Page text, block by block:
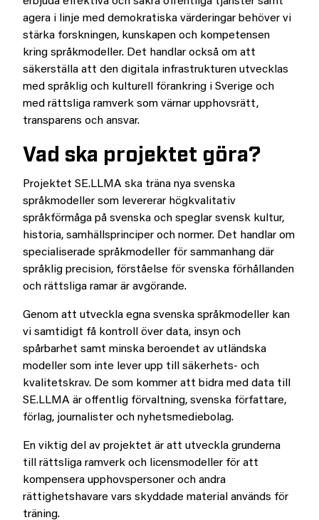
agera i linje med demokratiska värderingar behöver vi
stärka forskningen, kunskapen och kompetensen
kring språkmodeller. Det handlar också om att
säkerställa att den digitala infrastrukturen utvecklas
med språklig och kulturell förankring i Sverige och
med rättsliga ramverk som värnar upphovsrätt,
transparens och ansvar.
Vad ska projektet göra?
Projektet SE.LLMA ska träna nya svenska
språkmodeller som levererar högkvalitativ
språkförmåga på svenska och speglar svensk kultur,
historia, samhällsprinciper och normer. Det handlar om
specialiserade språkmodeller för sammanhang där
språklig precision, förståelse för svenska förhållanden
och rättsliga ramar är avgörande.
Genom att utveckla egna svenska språkmodeller kan
vi samtidigt få kontroll över data, insyn och
spårbarhet samt minska beroendet av utländska
modeller som inte lever upp till säkerhets- och
kvalitetskrav. De som kommer att bidra med data till
SE.LLMA är offentlig förvaltning, svenska författare,
förlag, journalister och nyhetsmediebolag.
En viktig del av projektet är att utveckla grunderna
till rättsliga ramverk och licensmodeller för att
kompensera upphovspersoner och andra
rättighetshavare vars skyddade material används för
träning.